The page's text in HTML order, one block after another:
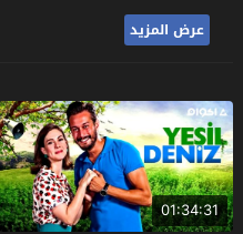
عرض المزيد
01:34:31